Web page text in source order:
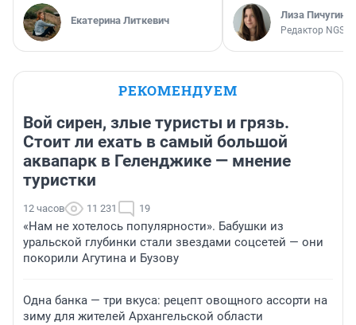
Екатерина Литкевич Лиза Пичугина
Редактор
РЕКОМЕНДУЕМ
Вой сирен, злые туристы и грязь.
Стоит ли ехать в самый большой
аквапарк в Геленджике — мнение
туристки
12 часов 11 231 19
«Нам не хотелось популярности». Бабушки из
уральской глубинки стали звездами соцсетей — они
покорили Агутина и Бузову
Одна банка — три вкуса: рецепт овощного ассорти на
зиму для жителей Архангельской области